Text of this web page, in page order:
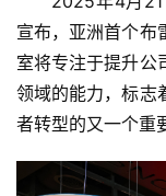
宣布，亚洲首个布
室将专注于提升公
领域的能力，标志
者转型的又一个重